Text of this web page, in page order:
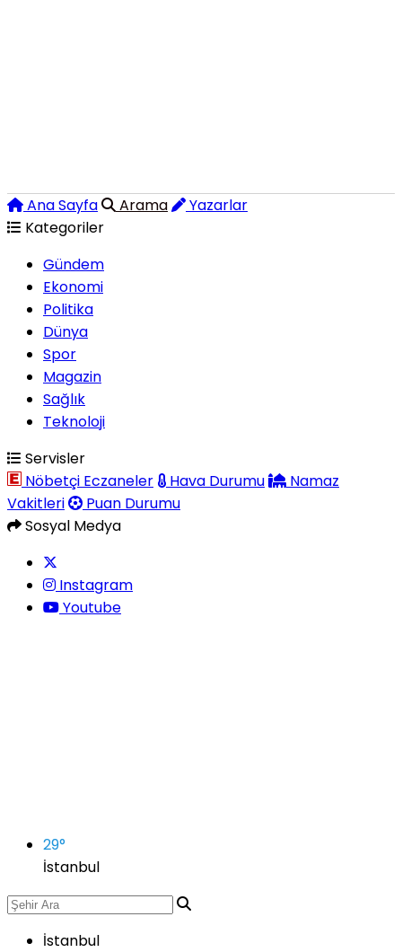
Ana Sayfa Arama
Yazarlar
Kategoriler
Gündem
Ekonomi
Politika
Dünya
Spor
Magazin
Sağlık
Teknoloji
Servisler
Nöbetçi Eczaneler
Hava Durumu
Namaz
Vakitleri
Puan Durumu
Sosyal Medya
Instagram
Youtube
29°
İstanbul
İstanbul